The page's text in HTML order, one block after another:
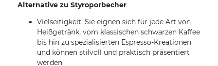
Alternative zu Styroporbecher
Vielseitigkeit: Sie eignen sich für jede Art von
Heißgetränk, vom klassischen schwarzen Kaffee
bis hin zu spezialisierten Espresso-Kreationen
und können stilvoll und praktisch präsentiert
werden